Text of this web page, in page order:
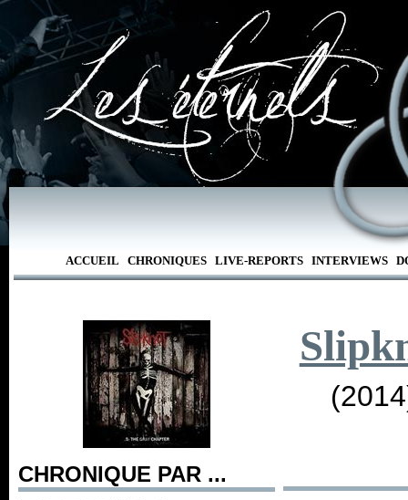
ACCUEIL CHRONIQUES LIVE-REPORTS INTERVIEWS
CHRONIQUE PAR ...